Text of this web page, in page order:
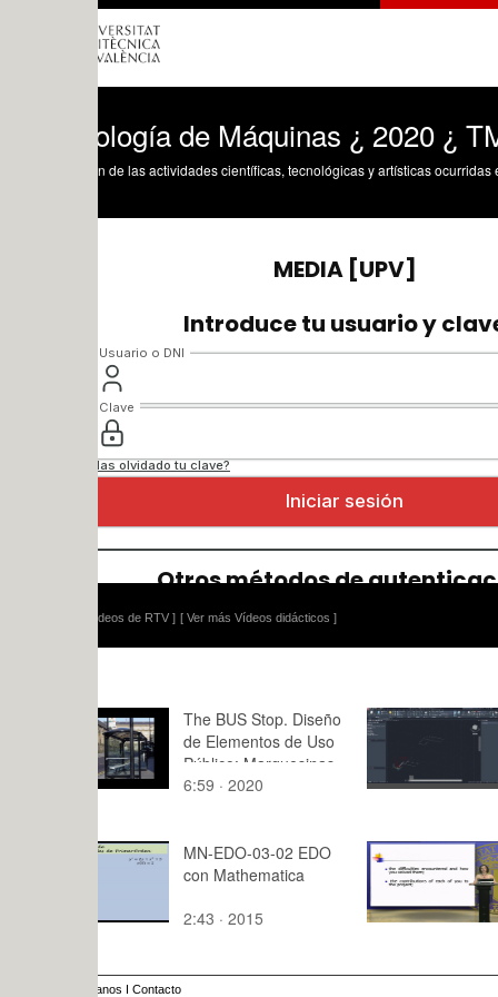
de Máquinas ¿ 2020 ¿ TM -
de las actividades científicas, tecnológicas y artísticas ocurridas en los tres
[ Ver más Vídeos didácticos ]
The BUS Stop. Diseño
de Elementos de Uso
Público: Marquesinas
de autobús
6:59 · 2020
Práctica 3
8:36 · 2020
MN-EDO-03-02 EDO
con Mathematica
2:43 · 2015
A project
creation of
7984:21 ·